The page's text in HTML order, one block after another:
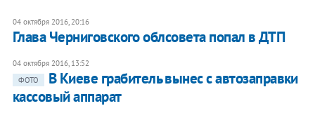
04 октября 2016, 20:16
Глава Черниговского облсовета попал в ДТП
04 октября 2016, 13:52
ФОТО
В Киеве грабитель вынес с автозаправки
кассовый аппарат